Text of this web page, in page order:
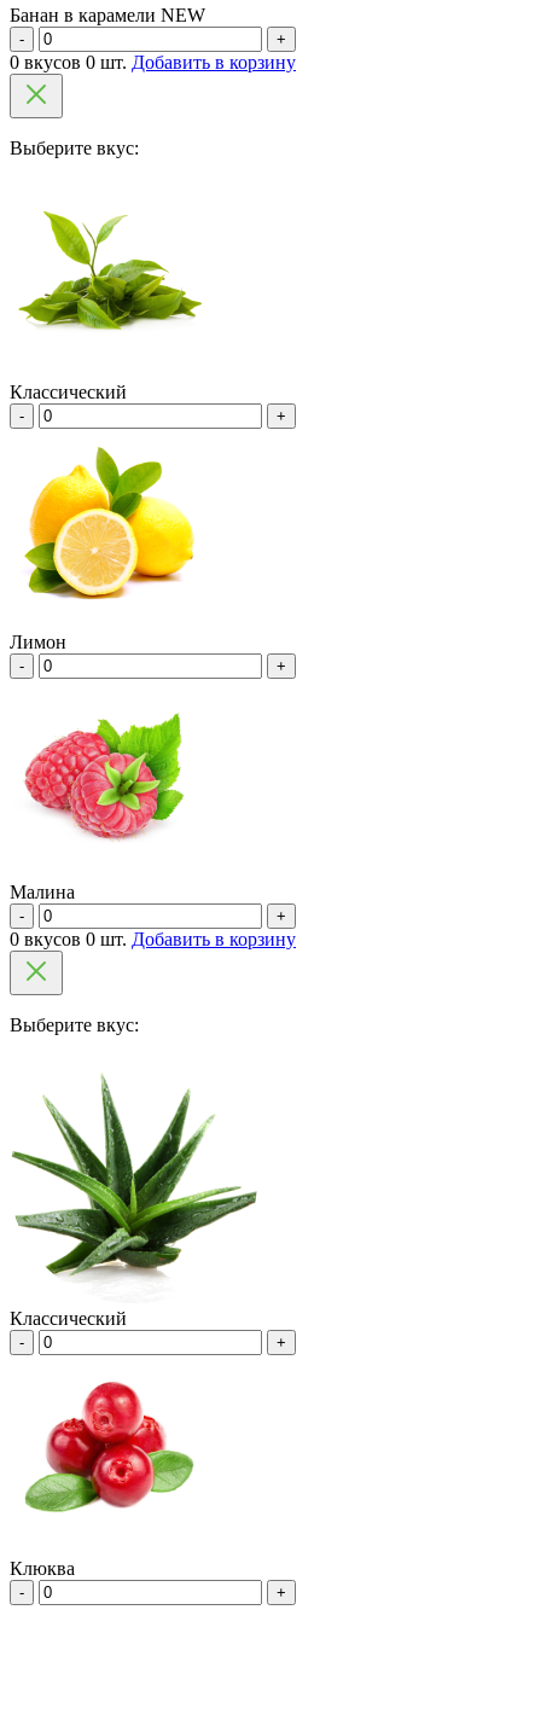
Банан в карамели NEW
- +
0 вкусов 0 шт. Добавить в корзину
Выберите вкус:
Классический
- +
Лимон
- +
Малина
- +
0 вкусов 0 шт. Добавить в корзину
Выберите вкус:
Классический
- +
Клюква
- +